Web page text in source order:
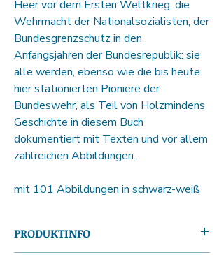
Heer vor dem Ersten Weltkrieg, die
Wehrmacht der Nationalsozialisten, der
Bundesgrenzschutz in den
Anfangsjahren der Bundesrepublik: sie
alle werden, ebenso wie die bis heute
hier stationierten Pioniere der
Bundeswehr, als Teil von Holzmindens
Geschichte in diesem Buch
dokumentiert mit Texten und vor allem
zahlreichen Abbildungen.
mit 101 Abbildungen in schwarz-weiß
PRODUKTINFO